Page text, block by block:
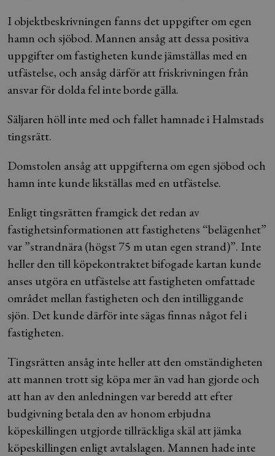
I objektbeskrivningen fanns det uppgifter om egen
hamn och sjöbod. Mannen ansåg att dessa positiva
uppgifter om fastigheten kunde jämställas med en
utfästelse, och ansåg därför att friskrivningen från
ansvar för dolda fel inte borde gälla.
Säljaren höll inte med och fallet hamnade i Halmstads
tingsrätt.
Domstolen ansåg att uppgifterna om egen sjöbod och
hamn inte kunde likställas med en utfästelse.
Enligt tingsrätten framgick det redan av
fastighetsinformationen att fastighetens “belägenhet”
var ”strandnära (högst 75 m utan egen strand)”. Inte
heller den till köpekontraktet bifogade kartan kunde
anses utgöra en utfästelse att fastigheten omfattade
området mellan fastigheten och den intilliggande
sjön. Det kunde därför inte sägas finnas något fel i
fastigheten.
Tingsrätten ansåg inte heller att den omständigheten
att mannen trott sig köpa mer än vad han gjorde och
att han av den anledningen var beredd att efter
budgivning betala den av honom erbjudna
köpeskillingen utgjorde tillräckliga skäl att jämka
köpeskillingen enligt avtalslagen. Mannen hade inte